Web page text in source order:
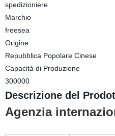
spedizioniere
Marchio
freesea
Origine
Repubblica Popolare Cinese
Capacità di Produzione
300000
Descrizione del
Agenzia